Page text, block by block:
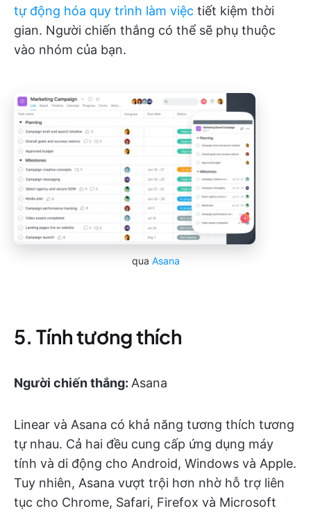
tự động hóa quy trình làm việc tiết kiệm thời
gian. Người chiến thắng có thể sẽ phụ thuộc
vào nhóm của bạn.
qua Asana
5. Tính tương thích
Người chiến thắng: Asana
Linear và Asana có khả năng tương thích tương
tự nhau. Cả hai đều cung cấp ứng dụng máy
tính và di động cho Android, Windows và Apple.
Tuy nhiên, Asana vượt trội hơn nhờ hỗ trợ liên
tục cho Chrome, Safari, Firefox và Microsoft